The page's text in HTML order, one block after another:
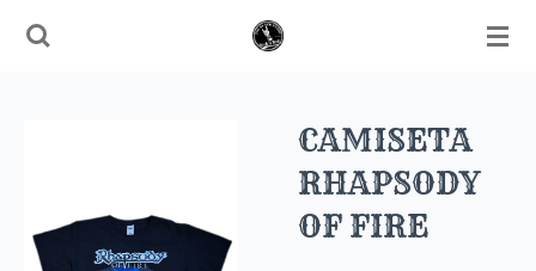
CAMISETA
RHAPSODY
OF FIRE